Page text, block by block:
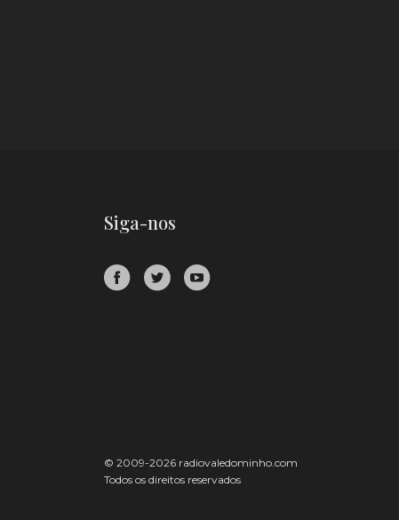
Siga-nos
© 2009-2026 radiovaledominho.com
Todos os direitos reservados